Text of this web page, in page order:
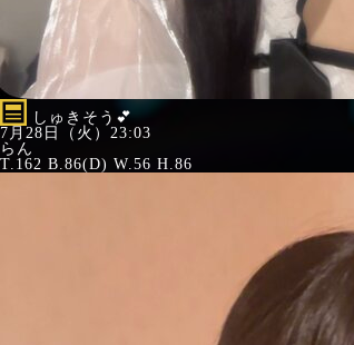
しゅきそう💕︎
7月28日（火）23:03
らん
T.162 B.86(D) W.56 H.86